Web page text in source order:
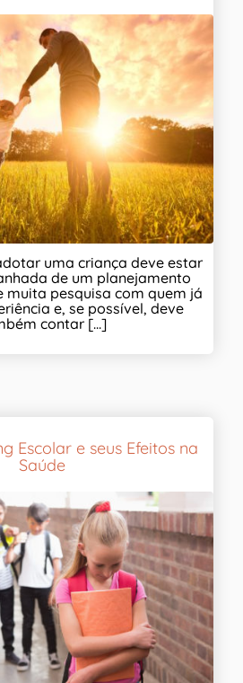
uma criança deve estar
de um planejamento
pesquisa com quem já
e, se possível, deve
contar [...]
Escolar e seus Efeitos na
Saúde